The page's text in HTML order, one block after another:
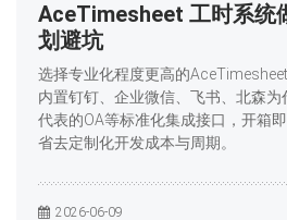
AceTimesheet 工时系统
划避坑
选择专业化程度更高的
内置钉钉、企业微信、飞书、北森为
代表的OA等标准化集成接口，开箱
省去定制化开发成本与周期。
2026-06-09